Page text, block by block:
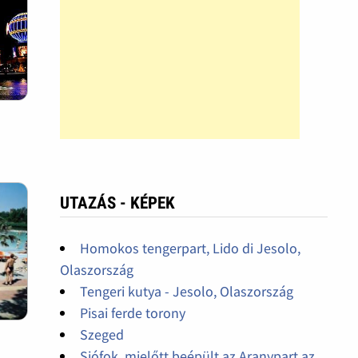
UTAZÁS - KÉPEK
Homokos tengerpart, Lido di Jesolo,
Olaszország
Tengeri kutya - Jesolo, Olaszország
Pisai ferde torony
Szeged